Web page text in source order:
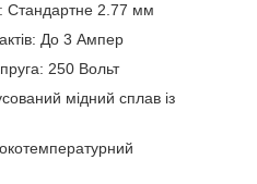
Стандартне 2.77 мм
До 3 Ампер
250 Вольт
мідний сплав із